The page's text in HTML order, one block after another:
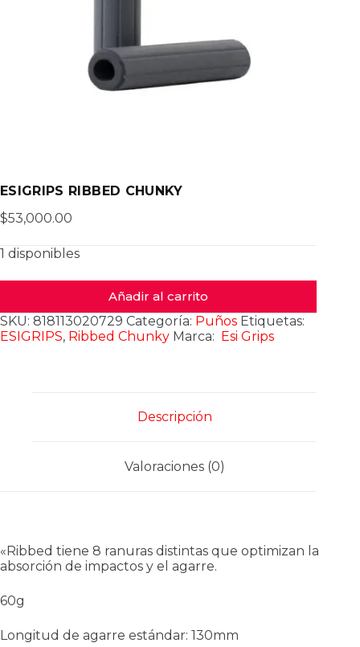
ESIGRIPS RIBBED CHUNKY
$53,000.00
1 disponibles
Añadir al carrito
SKU: 818113020729 Categoría: Puños Etiquetas:
ESIGRIPS, Ribbed Chunky Marca: Esi Grips
Descripción
Valoraciones (0)
«Ribbed tiene 8 ranuras distintas que optimizan la
absorción de impactos y el agarre.
60g
Longitud de agarre estándar: 130mm